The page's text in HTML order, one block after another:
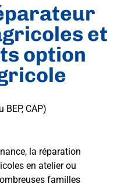
et
option
CAP)
la réparation
en atelier ou
familles